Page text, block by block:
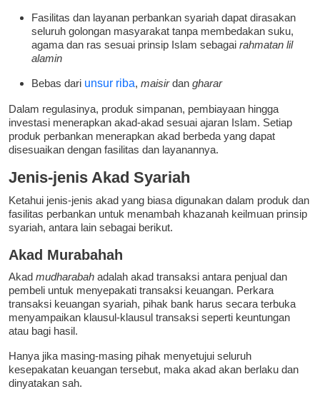
Fasilitas dan layanan perbankan syariah dapat dirasakan
seluruh golongan masyarakat tanpa membedakan suku,
agama dan ras sesuai prinsip Islam sebagai rahmatan lil
alamin
Bebas dari unsur riba, maisirdan gharar
Dalam regulasinya, produk simpanan, pembiayaan hingga
investasi menerapkan akad-akad sesuai ajaran Islam. Setiap
produk perbankan menerapkan akad berbeda yang dapat
disesuaikan dengan fasilitas dan layanannya.
Jenis-jenis Akad Syariah
Ketahui jenis-jenis akad yang biasa digunakan dalam produk dan
fasilitas perbankan untuk menambah khazanah keilmuan prinsip
syariah, antara lain sebagai berikut.
Akad Murabahah
Akad mudharabah adalah akad transaksi antara penjual dan
pembeli untuk menyepakati transaksi keuangan. Perkara
transaksi keuangan syariah, pihak bank harus secara terbuka
menyampaikan klausul-klausul transaksi seperti keuntungan
atau bagi hasil.
Hanya jika masing-masing pihak menyetujui seluruh
kesepakatan keuangan tersebut, maka akad akan berlaku dan
dinyatakan sah.